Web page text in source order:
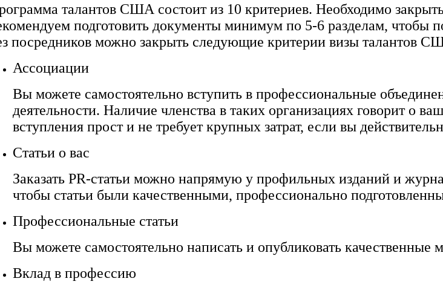
талантов США состоит из 10 критериев. Необходимо
подготовить документы минимум по 5-6 разделам, чтобы
посредников можно закрыть следующие критерии визы талантов
Ассоциации
Вы можете самостоятельно вступить в профессиональные
деятельности. Наличие членства в таких организациях говорит о
вступления прост и не требует крупных затрат, если вы
Статьи о вас
Заказать PR-статьи можно напрямую у профильных изданий и
чтобы статьи были качественными, профессионально
Профессиональные статьи
Вы можете самостоятельно написать и опубликовать
Вклад в профессию